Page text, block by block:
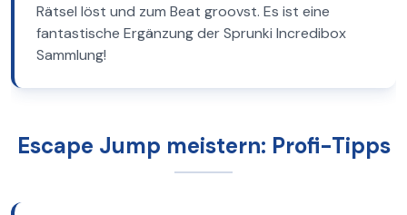
Rätsel löst und zum Beat groovst. Es ist eine
fantastische Ergänzung der Sprunki Incredibox
Sammlung!
Escape Jump meistern: Profi-Tipps